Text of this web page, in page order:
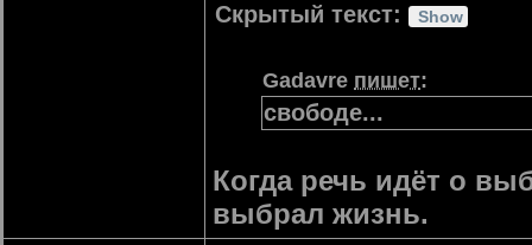
Скрытый текст:
Gadavre пишет:
свободе...
Когда речь идёт о
выбрал жизнь.